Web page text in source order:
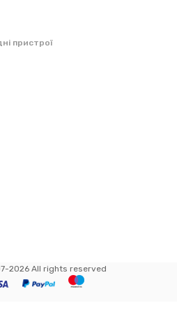
пристрої
2026 All rights reserved